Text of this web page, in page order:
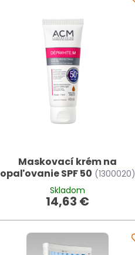
Maskovací krém na
opaľovanie SPF 50 (1300020)
Skladom
14,63 €